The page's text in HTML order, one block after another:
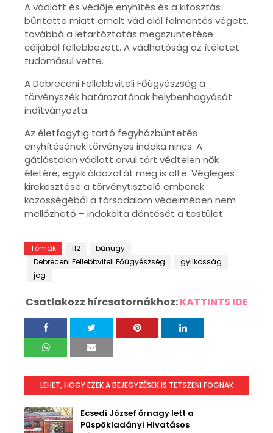
A vádlott és védője enyhítés és a kifosztás
bűntette miatt emelt vád alól felmentés végett,
továbbá a letartóztatás megszüntetése
céljából fellebbezett. A vádhatóság az ítéletet
tudomásul vette.
A Debreceni Fellebbviteli Főügyészség a
törvényszék határozatának helybenhagyását
indítványozta.
Az életfogytig tartó fegyházbüntetés
enyhítésének törvényes indoka nincs. A
gátlástalan vádlott orvul tört védtelen nők
életére, egyik áldozatát meg is ölte. Végleges
kirekesztése a törvénytisztelő emberek
közösségéből a társadalom védelmében nem
mellőzhető – indokolta döntését a testület.
Témák 112
bűnügy
Debreceni Fellebbviteli Főügyészség
gyilkosság
jog
Csatlakozz hírcsatornákhoz:KATTINTS IDE
LEHET, HOGY EZEK A BEJEGYZÉSEK IS TETSZENI FOGNAK
Ecsedi József őrnagy lett a
Püspökladányi Hivatásos